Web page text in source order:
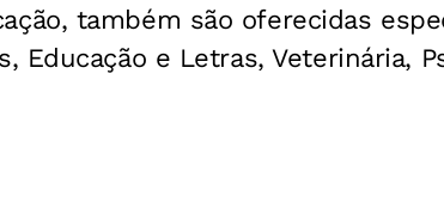
também são oferecidas
Educação e Letras, Veterinária,